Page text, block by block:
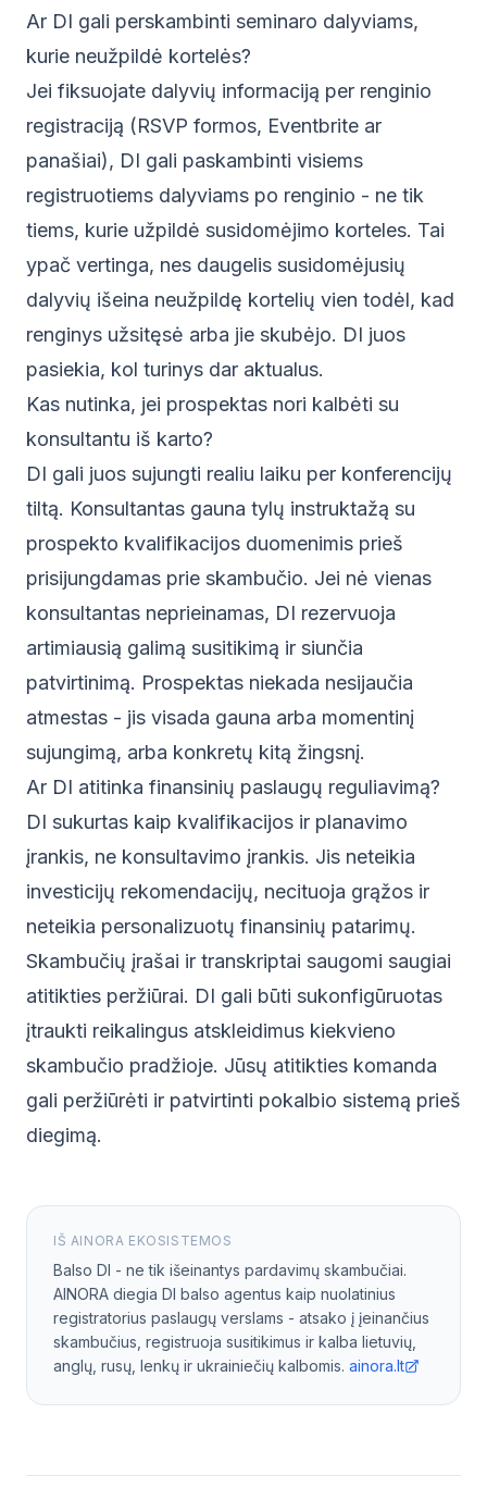
Ar DI gali perskambinti seminaro dalyviams,
kurie neužpildė kortelės?
Jei fiksuojate dalyvių informaciją per renginio
registraciją (RSVP formos, Eventbrite ar
panašiai), DI gali paskambinti visiems
registruotiems dalyviams po renginio - ne tik
tiems, kurie užpildė susidomėjimo korteles. Tai
ypač vertinga, nes daugelis susidomėjusių
dalyvių išeina neužpildę kortelių vien todėl, kad
renginys užsitęsė arba jie skubėjo. DI juos
pasiekia, kol turinys dar aktualus.
Kas nutinka, jei prospektas nori kalbėti su
konsultantu iš karto?
DI gali juos sujungti realiu laiku per konferencijų
tiltą. Konsultantas gauna tylų instruktažą su
prospekto kvalifikacijos duomenimis prieš
prisijungdamas prie skambučio. Jei nė vienas
konsultantas neprieinamas, DI rezervuoja
artimiausią galimą susitikimą ir siunčia
patvirtinimą. Prospektas niekada nesijaučia
atmestas - jis visada gauna arba momentinį
sujungimą, arba konkretų kitą žingsnį.
Ar DI atitinka finansinių paslaugų reguliavimą?
DI sukurtas kaip kvalifikacijos ir planavimo
įrankis, ne konsultavimo įrankis. Jis neteikia
investicijų rekomendacijų, necituoja grąžos ir
neteikia personalizuotų finansinių patarimų.
Skambučių įrašai ir transkriptai saugomi saugiai
atitikties peržiūrai. DI gali būti sukonfigūruotas
įtraukti reikalingus atskleidimus kiekvieno
skambučio pradžioje. Jūsų atitikties komanda
gali peržiūrėti ir patvirtinti pokalbio sistemą prieš
diegimą.
IŠ AINORA EKOSISTEMOS
Balso DI - ne tik išeinantys pardavimų skambučiai.
AINORA diegia DI balso agentus kaip nuolatinius
registratorius paslaugų verslams - atsako į įeinančius
skambučius, registruoja susitikimus ir kalba lietuvių,
anglų, rusų, lenkų ir ukrainiečių kalbomis. ainora.lt